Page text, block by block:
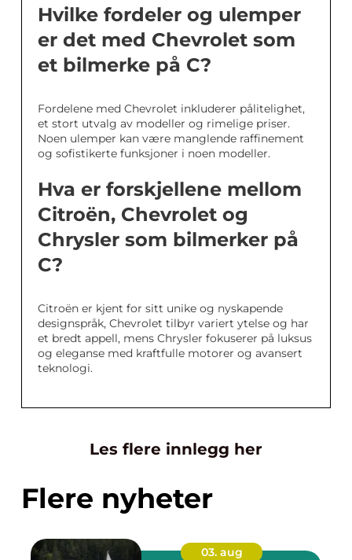
Hvilke fordeler og ulemper
er det med Chevrolet som
et bilmerke på C?
Fordelene med Chevrolet inkluderer pålitelighet,
et stort utvalg av modeller og rimelige priser.
Noen ulemper kan være manglende raffinement
og sofistikerte funksjoner i noen modeller.
Hva er forskjellene mellom
Citroën, Chevrolet og
Chrysler som bilmerker på
C?
Citroën er kjent for sitt unike og nyskapende
designspråk, Chevrolet tilbyr variert ytelse og har
et bredt appell, mens Chrysler fokuserer på luksus
og eleganse med kraftfulle motorer og avansert
teknologi.
Les flere innlegg her
Flere nyheter
03. aug